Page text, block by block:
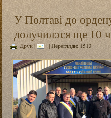
У Полтаві до
долучилося ще 10
Друк| | Перегляди: 1513